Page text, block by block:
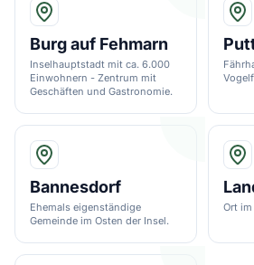
Burg auf Fehmarn
Inselhauptstadt mit ca. 6.000
Einwohnern - Zentrum mit
Geschäften und Gastronomie.
Bannesdorf
Ehemals eigenständige
Gemeinde im Osten der Insel.
Ort